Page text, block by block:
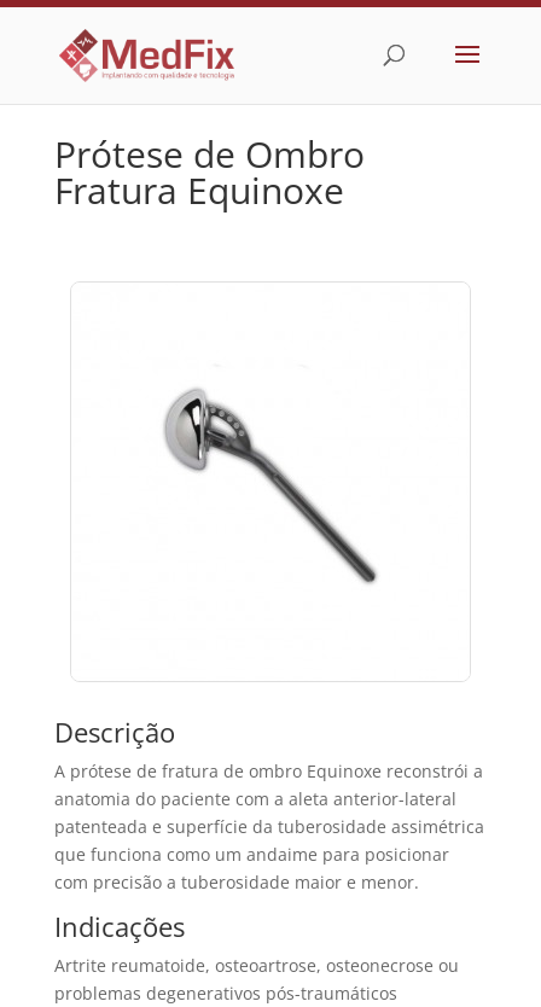
Prótese de Ombro
Fratura Equinoxe
Descrição
A prótese de fratura de ombro Equinoxe reconstrói a
anatomia do paciente com a aleta anterior-lateral
patenteada e superfície da tuberosidade assimétrica
que funciona como um andaime para posicionar
com precisão a tuberosidade maior e menor.
Indicações
Artrite reumatoide, osteoartrose, osteonecrose ou
problemas degenerativos pós-traumáticos